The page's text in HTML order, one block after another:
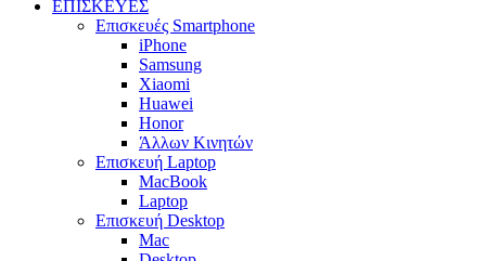
ΕΠΙΣΚΕΥΕΣ
Επισκευές Smartphone
iPhone
Samsung
Xiaomi
Huawei
Honor
Άλλων Κινητών
Επισκευή Laptop
MacBook
Laptop
Επισκευή Desktop
Mac